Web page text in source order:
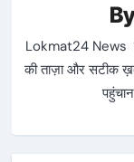
Lokmat24 News
की ताज़ा और सटीक